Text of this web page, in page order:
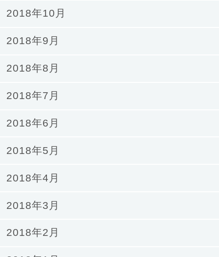
2018年10月
2018年9月
2018年8月
2018年7月
2018年6月
2018年5月
2018年4月
2018年3月
2018年2月